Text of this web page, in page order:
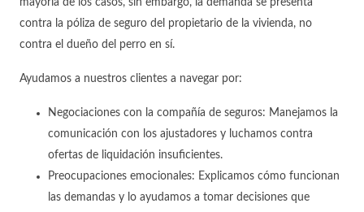
mayoría de los casos, sin embargo, la demanda se presenta
contra la póliza de seguro del propietario de la vivienda, no
contra el dueño del perro en sí.
Ayudamos a nuestros clientes a navegar por:
Negociaciones con la compañía de seguros: Manejamos la
comunicación con los ajustadores y luchamos contra
ofertas de liquidación insuficientes.
Preocupaciones emocionales: Explicamos cómo funcionan
las demandas y lo ayudamos a tomar decisiones que